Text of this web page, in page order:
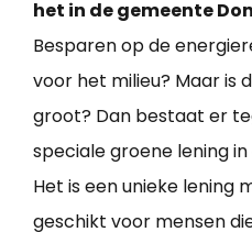
het in de gemeente
Besparen op de
voor het milieu? Maar is
groot? Dan bestaat er
speciale groene lening
Het is een unieke lening
geschikt voor mensen